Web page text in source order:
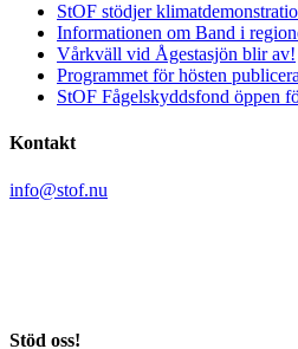
StOF stödjer
Informationen om Band i
Vårkväll vid Ågestasjön blir av!
Programmet för hösten
StOF Fågelskyddsfond öppen
Kontakt
info@stof.nu
Stöd oss!